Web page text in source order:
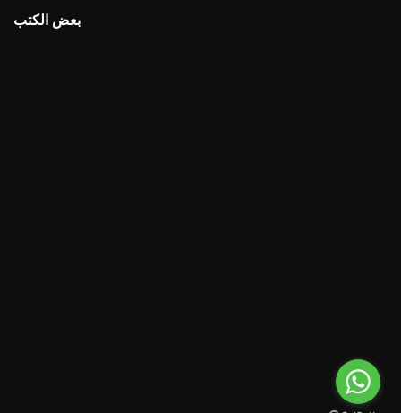
بعض الكتب